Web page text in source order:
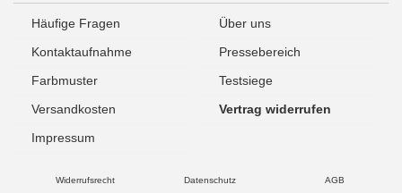
Häufige Fragen
Über uns
Kontaktaufnahme
Pressebereich
Farbmuster
Testsiege
Versandkosten
Vertrag widerrufen
Impressum
Widerrufsrecht Datenschutz AGB